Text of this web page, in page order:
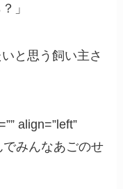
」
と思う飼い主さ
align=”left”
でみんなあごのせ